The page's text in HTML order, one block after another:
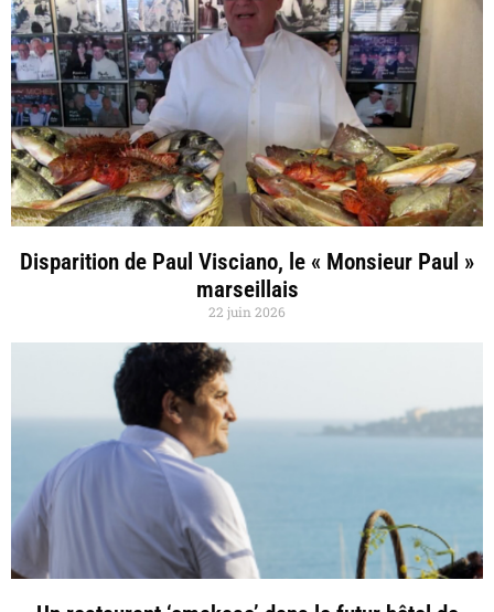
Disparition de Paul Visciano, le « Monsieur Paul »
marseillais
22 juin 2026